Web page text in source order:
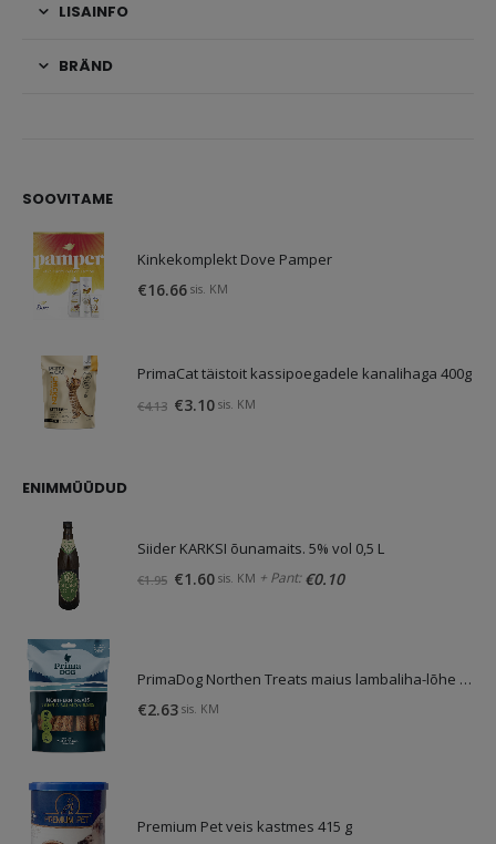
LISAINFO
BRÄND
SOOVITAME
Kinkekomplekt Dove Pamper
€16.66 sis. KM
PrimaCat täistoit kassipoegadele kanalihaga 400g
€4.13 Algne
€3.10Praegune
sis. KM
ENIMMÜÜDUD
Siider KARKSI õunamaits. 5% vol 0,5 L
€1.95 Algne
€1.60Praegune
sis. KM + Pant:€0.10
PrimaDog Northen Treats maius lambaliha-lõhe 80g
€2.63 sis. KM
Premium Pet veis kastmes 415 g